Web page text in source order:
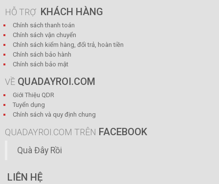
HỖ TRỢ KHÁCH HÀNG
Chính sách thanh toán
Chính sách vận chuyển
Chính sách kiểm hàng, đổi trả, hoàn tiền
Chính sách bảo hành
Chính sách bảo mật
VỀ QUADAYROI.COM
Giới Thiệu QDR
Tuyển dụng
Chính sách và quy định chung
QUADAYROI.COM TRÊN FACEBOOK
Quà Đây Rồi
LIÊN HỆ